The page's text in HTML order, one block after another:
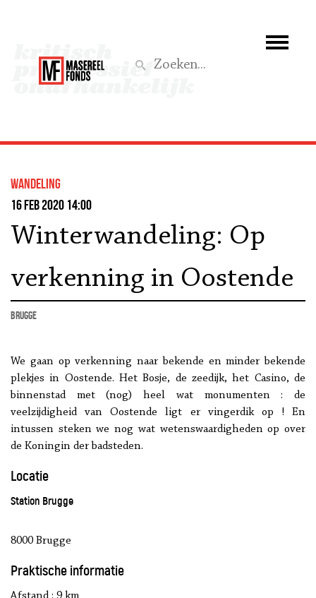
Wat we doen
Aktief
wandeling
16 feb 2020 14:00
Winterwandeling: Op
verkenning in Oostende
Brugge
We gaan op verkenning naar bekende en minder bekende
plekjes in Oostende. Het Bosje, de zeedijk, het Casino, de
binnenstad met (nog) heel wat monumenten : de
veelzijdigheid van Oostende ligt er vingerdik op ! En
intussen steken we nog wat wetenswaardigheden op over
de Koningin der badsteden.
Locatie
Station Brugge
8000 Brugge
Praktische informatie